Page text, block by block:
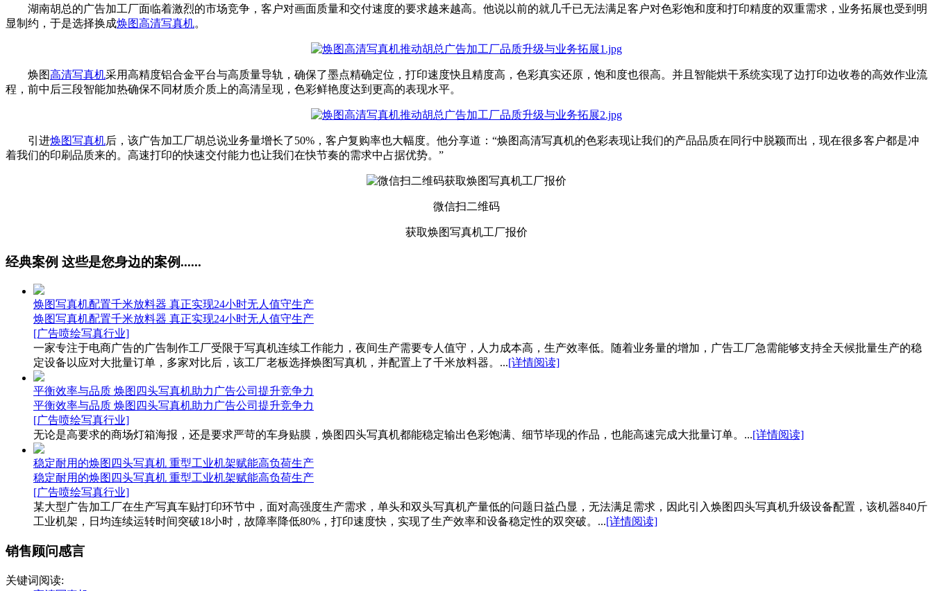
湖南胡总的广告加工厂面临着激烈的市场竞争，客户对画面质量和交付速度的要求越来越高。他说以前的就几千已无法满足客户对色彩饱和度和打印精度的双重需求，业务拓展也受到明
显制约，于是选择换成焕图高清写真机。
焕图高清写真机采用高精度铝合金平台与高质量导轨，确保了墨点精确定位，打印速度快且精度高，色彩真实还原，饱和度也很高。并且智能烘干系统实现了边打印边收卷的高效作业流
程，前中后三段智能加热确保不同材质介质上的高清呈现，色彩鲜艳度达到更高的表现水平。
引进焕图写真机后，该广告加工厂胡总说业务量增长了50%，客户复购率也大幅度。他分享道：“焕图高清写真机的色彩表现让我们的产品品质在同行中脱颖而出，现在很多客户都是冲
着我们的印刷品质来的。高速打印的快速交付能力也让我们在快节奏的需求中占据优势。”
微信扫二维码
获取焕图写真机工厂报价
经典案例 这些是您身边的案例......
焕图写真机配置千米放料器 真正实现24小时无人值守生产
焕图写真机配置千米放料器 真正实现24小时无人值守生产
[广告喷绘写真行业]
一家专注于电商广告的广告制作工厂受限于写真机连续工作能力，夜间生产需要专人值守，人力成本高，生产效率低。随着业务量的增加，广告工厂急需能够支持全天候批量生产的稳
定设备以应对大批量订单，多家对比后，该工厂老板选择焕图写真机，并配置上了千米放料器。...[详情阅读]
平衡效率与品质 焕图四头写真机助力广告公司提升竞争力
平衡效率与品质 焕图四头写真机助力广告公司提升竞争力
[广告喷绘写真行业]
无论是高要求的商场灯箱海报，还是要求严苛的车身贴膜，焕图四头写真机都能稳定输出色彩饱满、细节毕现的作品，也能高速完成大批量订单。...[详情阅读]
稳定耐用的焕图四头写真机 重型工业机架赋能高负荷生产
稳定耐用的焕图四头写真机 重型工业机架赋能高负荷生产
[广告喷绘写真行业]
某大型广告加工厂在生产写真车贴打印环节中，面对高强度生产需求，单头和双头写真机产量低的问题日益凸显，无法满足需求，因此引入焕图四头写真机升级设备配置，该机器840斤
工业机架，日均连续运转时间突破18小时，故障率降低80%，打印速度快，实现了生产效率和设备稳定性的双突破。...[详情阅读]
销售顾问感言
关键词阅读: